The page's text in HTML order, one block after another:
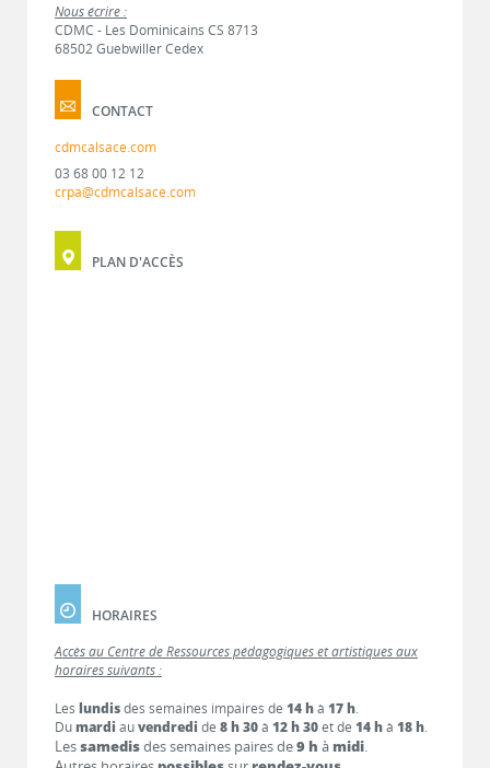
Nous écrire :
CDMC - Les Dominicains CS 8713
68502 Guebwiller Cedex
CONTACT
cdmcalsace.com
03 68 00 12 12
crpa@cdmcalsace.com
PLAN D'ACCÈS
HORAIRES
Accès au Centre de Ressources pédagogiques et artistiques aux
horaires suivants :
Les lundisdes semaines impaires de 14 hà 17 h.
Dumardi auvendredi de 8 h 30à 12 h 30et de 14 hà 18 h.
Lessamedisdes semaines paires de9 h à midi.